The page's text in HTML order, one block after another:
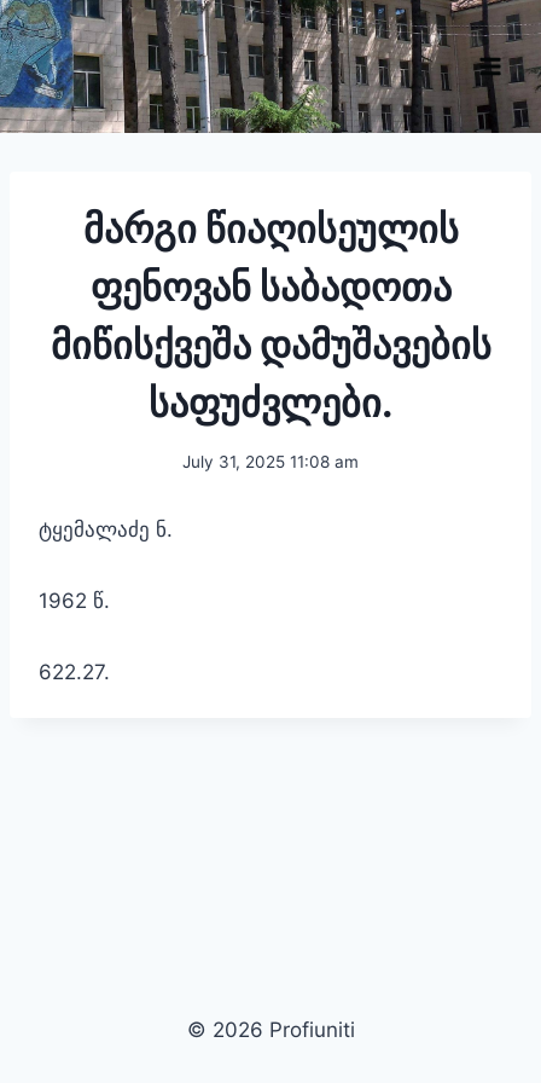
Skip
to
content
მარგი წიაღისეულის
ფენოვან საბადოთა
მიწისქვეშა დამუშავების
საფუძვლები.
July 31, 2025 11:08 am
ტყემალაძე ნ.
1962 წ.
622.27.
© 2026 Profiuniti